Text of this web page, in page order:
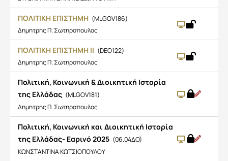
ΠΟΛΙΤΙΚΗ ΕΠΙΣΤΗΜΗ (MLGOV186)
Δημητρης Π. Σωτηροπουλος
ΠΟΛΙΤΙΚΗ ΕΠΙΣΤΗΜΗ ΙΙ (DEO122)
Δημητρης Π. Σωτηροπουλος
Πολιτική, Κοινωνική & Διοικητική Ιστορία
της Ελλάδας (MLGOV181)
Δημητρης Π. Σωτηροπουλος
Πολιτική, Κοινωνική και Διοικητική Ιστορία
της Ελλάδας- Εαρινό 2025 (06.04ΔΟ)
ΚΩΝΣΤΑΝΤΙΝΑ ΚΩΤΣΙΟΠΟΥΛΟΥ